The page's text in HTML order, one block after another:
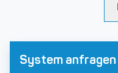
System anfragen